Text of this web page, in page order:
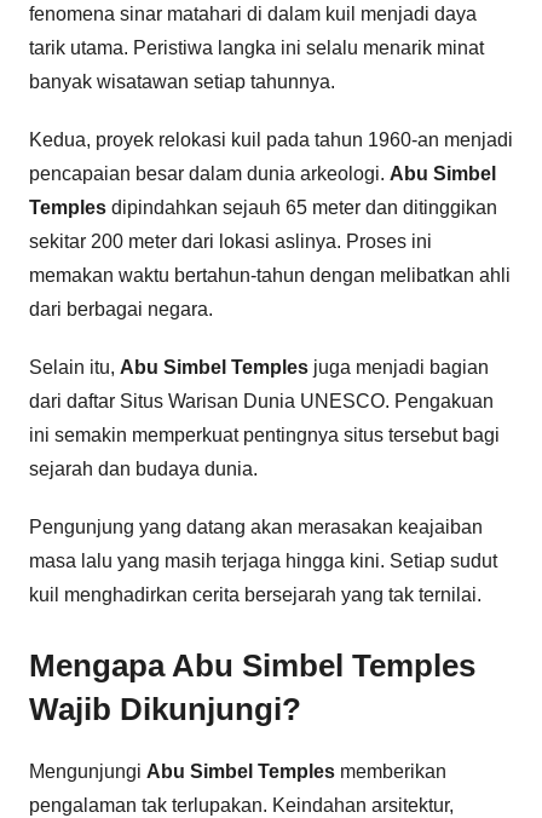
fenomena sinar matahari di dalam kuil menjadi daya
tarik utama. Peristiwa langka ini selalu menarik minat
banyak wisatawan setiap tahunnya.
Kedua, proyek relokasi kuil pada tahun 1960-an menjadi
pencapaian besar dalam dunia arkeologi. Abu Simbel
Temples dipindahkan sejauh 65 meter dan ditinggikan
sekitar 200 meter dari lokasi aslinya. Proses ini
memakan waktu bertahun-tahun dengan melibatkan ahli
dari berbagai negara.
Selain itu, Abu Simbel Temples juga menjadi bagian
dari daftar Situs Warisan Dunia UNESCO. Pengakuan
ini semakin memperkuat pentingnya situs tersebut bagi
sejarah dan budaya dunia.
Pengunjung yang datang akan merasakan keajaiban
masa lalu yang masih terjaga hingga kini. Setiap sudut
kuil menghadirkan cerita bersejarah yang tak ternilai.
Mengapa Abu Simbel Temples
Wajib Dikunjungi?
Mengunjungi Abu Simbel Temples memberikan
pengalaman tak terlupakan. Keindahan arsitektur,